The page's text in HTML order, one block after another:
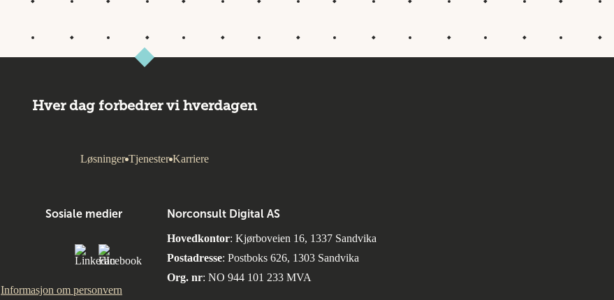
Hver dag forbedrer vi hverdagen
Løsninger Tjenester Karriere
Sosiale medier
Informasjon om personvern
Norconsult Digital AS
Hovedkontor: Kjørboveien 16, 1337 Sandvika
Postadresse: Postboks 626, 1303 Sandvika
Org. nr: NO 944 101 233 MVA